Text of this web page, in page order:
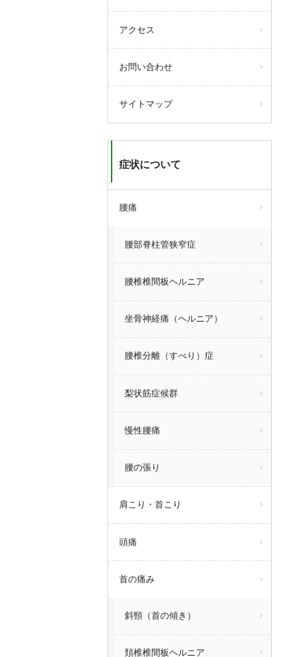
アクセス
お問い合わせ
サイトマップ
症状について
腰痛
腰部脊柱管狭窄症
腰椎椎間板ヘルニア
坐骨神経痛（ヘルニア）
腰椎分離（すべり）症
梨状筋症候群
慢性腰痛
腰の張り
肩こり・首こり
頭痛
首の痛み
斜頸（首の傾き）
頚椎椎間板ヘルニア